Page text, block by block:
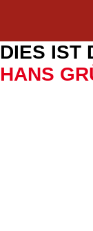
DIES IST
HANS